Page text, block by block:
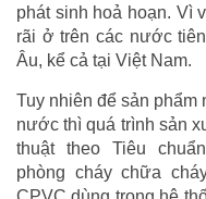
phát sinh hoả hoạn. Vì
rãi ở trên các nước
Âu, kể cả tại Việt Nam.
Tuy nhiên để sản phẩm
nước thì quá trình sản
thuật theo Tiêu
phòng cháy chữa